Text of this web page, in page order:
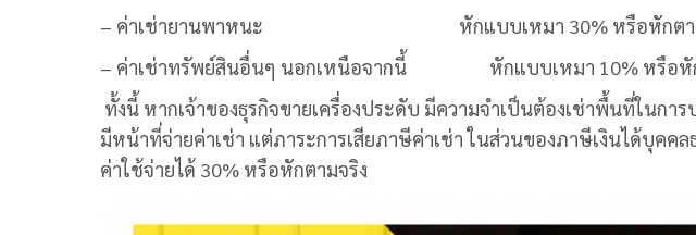
– ค่าเช่ายานพาหนะ หักแบบเหมา 30% หรือหักตาม
– ค่าเช่าทรัพย์สินอื่นๆ นอกเหนือจากนี้ หักแบบเหมา 10% หรือหัก
ทั้งนี้ หากเจ้าของธุรกิจขายเครื่องประดับ มีความจำเป็นต้องเช่าพื้นที่ในกา
มีหน้าที่จ่ายค่าเช่า แต่ภาระการเสียภาษีค่าเช่าในส่วนของภาษีเงินได้บุคค
ค่าใช้จ่ายได้ 30% หรือหักตามจริง